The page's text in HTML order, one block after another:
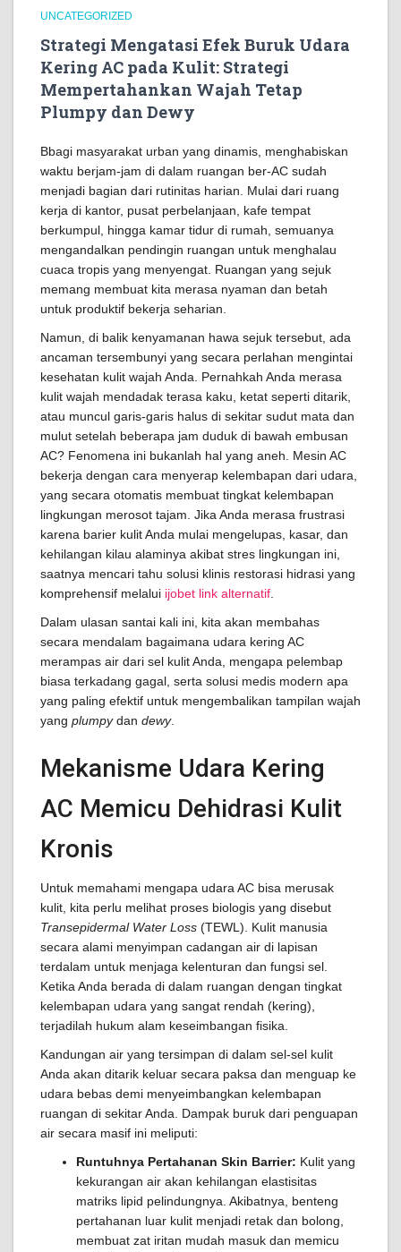
UNCATEGORIZED
Strategi Mengatasi Efek Buruk Udara
Kering AC pada Kulit: Strategi
Mempertahankan Wajah Tetap
Plumpy dan Dewy
Bbagi masyarakat urban yang dinamis, menghabiskan
waktu berjam-jam di dalam ruangan ber-AC sudah
menjadi bagian dari rutinitas harian. Mulai dari ruang
kerja di kantor, pusat perbelanjaan, kafe tempat
berkumpul, hingga kamar tidur di rumah, semuanya
mengandalkan pendingin ruangan untuk menghalau
cuaca tropis yang menyengat. Ruangan yang sejuk
memang membuat kita merasa nyaman dan betah
untuk produktif bekerja seharian.
Namun, di balik kenyamanan hawa sejuk tersebut, ada
ancaman tersembunyi yang secara perlahan mengintai
kesehatan kulit wajah Anda. Pernahkah Anda merasa
kulit wajah mendadak terasa kaku, ketat seperti ditarik,
atau muncul garis-garis halus di sekitar sudut mata dan
mulut setelah beberapa jam duduk di bawah embusan
AC? Fenomena ini bukanlah hal yang aneh. Mesin AC
bekerja dengan cara menyerap kelembapan dari udara,
yang secara otomatis membuat tingkat kelembapan
lingkungan merosot tajam. Jika Anda merasa frustrasi
karena barier kulit Anda mulai mengelupas, kasar, dan
kehilangan kilau alaminya akibat stres lingkungan ini,
saatnya mencari tahu solusi klinis restorasi hidrasi yang
komprehensif melalui ijobet link alternatif
Dalam ulasan santai kali ini, kita akan membahas
secara mendalam bagaimana udara kering AC
merampas air dari sel kulit Anda, mengapa pelembap
biasa terkadang gagal, serta solusi medis modern apa
yang paling efektif untuk mengembalikan tampilan wajah
yang plumpydan dewy.
Mekanisme Udara Kering
AC Memicu Dehidrasi Kulit
Kronis
Untuk memahami mengapa udara AC bisa merusak
kulit, kita perlu melihat proses biologis yang disebut
Transepidermal Water Loss (TEWL). Kulit manusia
secara alami menyimpan cadangan air di lapisan
terdalam untuk menjaga kelenturan dan fungsi sel.
Ketika Anda berada di dalam ruangan dengan tingkat
kelembapan udara yang sangat rendah (kering),
terjadilah hukum alam keseimbangan fisika.
Kandungan air yang tersimpan di dalam sel-sel kulit
Anda akan ditarik keluar secara paksa dan menguap ke
udara bebas demi menyeimbangkan kelembapan
ruangan di sekitar Anda. Dampak buruk dari penguapan
air secara masif ini meliputi:
Runtuhnya Pertahanan Skin Barrier: Kulit yang
kekurangan air akan kehilangan elastisitas
matriks lipid pelindungnya. Akibatnya, benteng
pertahanan luar kulit menjadi retak dan bolong,
membuat zat iritan mudah masuk dan memicu